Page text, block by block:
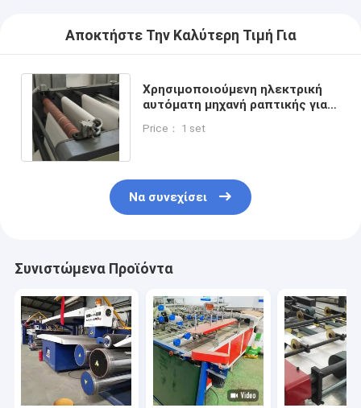
Αποκτήστε Την Καλύτερη Τιμή Για
Χρησιμοποιούμενη ηλεκτρική
αυτόματη μηχανή ραπτικής για
σακουλών PP
Price： 1 set
Να συνεχίσει
Συνιστώμενα Προϊόντα